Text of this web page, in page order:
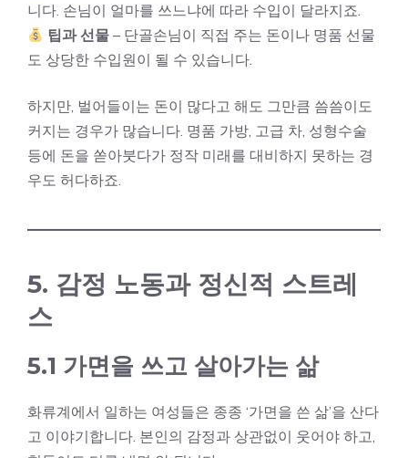
니다. 손님이 얼마를 쓰느냐에 따라 수입이 달라지죠.
팁과 선물 – 단골손님이 직접 주는 돈이나 명품 선물
도 상당한 수입원이 될 수 있습니다.
하지만, 벌어들이는 돈이 많다고 해도 그만큼 씀씀이도
커지는 경우가 많습니다. 명품 가방, 고급 차, 성형수술
등에 돈을 쏟아붓다가 정작 미래를 대비하지 못하는 경
우도 허다하죠.
5. 감정 노동과 정신적 스트레
스
5.1 가면을 쓰고 살아가는 삶
화류계에서 일하는 여성들은 종종 ‘가면을 쓴 삶’을 산다
고 이야기합니다. 본인의 감정과 상관없이 웃어야 하고,